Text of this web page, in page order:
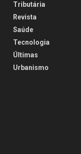
Tributária
Revista
Saúde
Tecnologia
Últimas
Urbanismo